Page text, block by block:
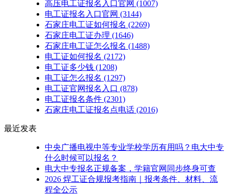
高压电工证报名入口官网 (1007)
电工证报名入口官网 (3144)
石家庄电工证如何报名 (2269)
石家庄电工证办理 (1646)
石家庄电工证怎么报名 (1488)
电工证如何报名 (2172)
电工证多少钱 (1208)
电工证怎么报名 (1297)
电工证官网报名入口 (878)
电工证报名条件 (2301)
石家庄电工证报名点电话 (2016)
最近发表
中央广播电视中等专业学校学历有用吗？电大中专
什么时候可以报名？
电大中专报名正规备案，学籍官网同步终身可查
2026 焊工证合规报考指南｜报考条件、材料、流
程全公示